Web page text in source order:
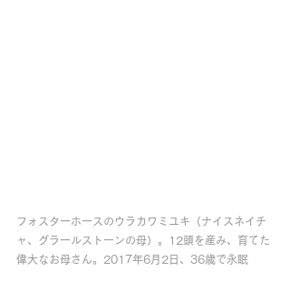
フォスターホースのウラカワミユキ（ナイスネイチ
ャ、グラールストーンの母）。12頭を産み、育てた
偉大なお母さん。2017年6月2日、36歳で永眠